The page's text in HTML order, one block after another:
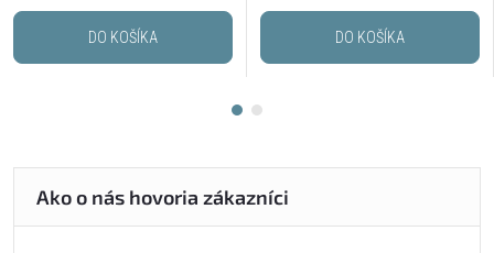
DO KOŠÍKA DO KOŠÍKA